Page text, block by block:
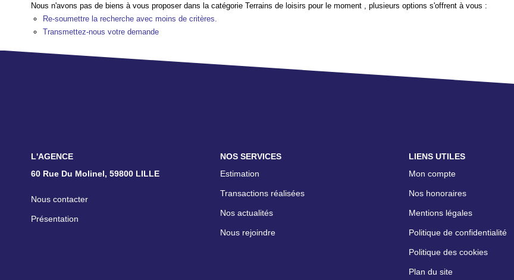
Nous n'avons pas de biens à vous proposer dans la catégorie Terrains de loisirs pour le moment , plusieurs options s'offrent à vous :
Re-soumettre la recherche avec moins de critères.
Transmettez-nous votre demande
L'AGENCE
60 Rue Du Molinel, 59800 LILLE
Nous contacter
Présentation
NOS SERVICES
Estimation
Transactions réalisées
Nos actualités
Nous rejoindre
LIENS UTILES
Mon compte
Nos honoraires
Mentions légales
Politique de confidentialité
Politique des cookies
Plan du site